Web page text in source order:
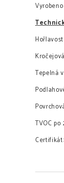
Hořlavost
Tepelná
TVOC